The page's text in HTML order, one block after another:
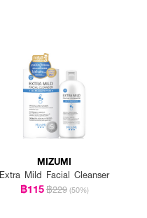
MIZUMI
Extra Mild Facial Cleanser
฿115฿229 (50%)